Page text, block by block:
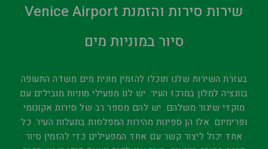
Venice Airport שירות סירות והזמנת
סיור במוניות מים
בעזרת השירות שלנו תוכלו להזמין מונית מים משדה התעופה
בוונציה למלון במרכז העיר. יש לנו מפעילי מוניות מובילים עם
מוקדי שיגור משלהם. יש להם מספר רב של סירות אקונומי
ופרימיום. אלו הן ספינות מהירות המפלסות בתעלות העיר. כל
אחד יכול ליצור קשר עם אחד המפעילים כדי להזמין סיור